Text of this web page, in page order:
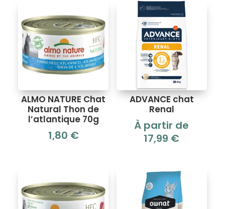
ALMO NATURE Chat
Natural Thon de
l’atlantique 70g
1,80 €
ADVANCE chat
Renal
À partir de
17,99 €